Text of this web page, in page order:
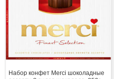
Набор конфет Merci шоколадные